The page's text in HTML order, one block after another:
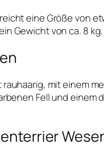
eine Größe von
Gewicht von ca. 8 kg.
rauhaarig, mit einem
Fell und einem